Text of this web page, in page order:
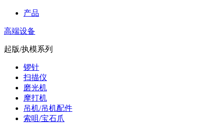
产品
高端设备
起版/执模系列
锣针
扫描仪
磨光机
摩打机
吊机/吊机配件
索咀/宝石爪